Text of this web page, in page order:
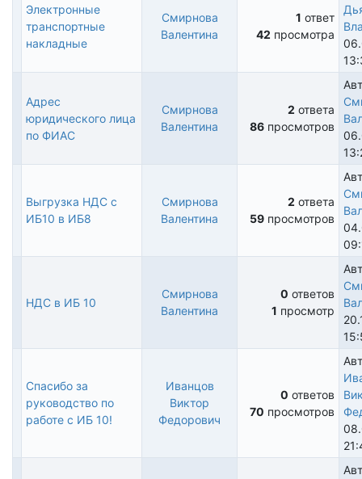
Обычная
тема
Электронные
транспортные
накладные
Смирнова
Валентина
1 ответ
42 просмотра
Обычная
тема
Адрес
юридического лица
по ФИАС
Смирнова
Валентина
2 ответа
86 просмотров
Обычная
Выгрузка НДС с
ИБ10 в ИБ8
Смирнова
Валентина
2 ответа
59 просмотров
Обычная
НДС в ИБ 10
Смирнова
Валентина
0 ответов
1 просмотр
Обычная
тема
Спасибо за
руководство по
работе с ИБ 10!
Иванцов
Виктор
Федорович
0 ответов
70 просмотров